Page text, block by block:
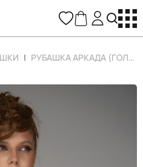
РУБАШКА АРКАДА (ГОЛУБОЙ)